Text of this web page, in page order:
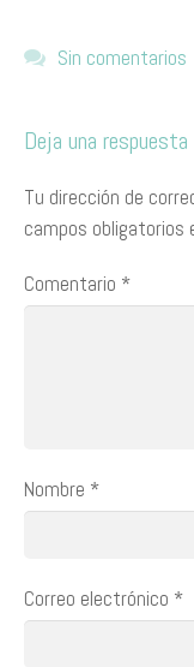
Sin comentarios
Deja una respuesta
Tu dirección de
campos obligatorios
Comentario *
Nombre *
Correo electrónico *